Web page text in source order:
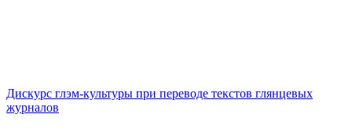
Дискурс глэм-культуры при переводе текстов глянцевых
журналов